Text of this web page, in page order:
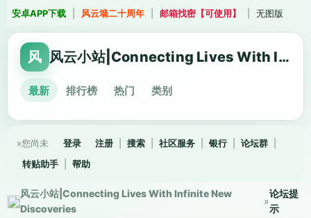
安卓APP下载 风云墙二十周年 邮箱找密【可使用】 无图版
风 风云小站|Connecting Lives With Infinite New Discoveries
最新 排行榜 热门 类别
»您尚未 登录 注册 搜索 社区服务 银行 论坛群
转贴助手
帮助
风云小站|Connecting Lives With Infinite New
Discoveries
»
论坛提
示